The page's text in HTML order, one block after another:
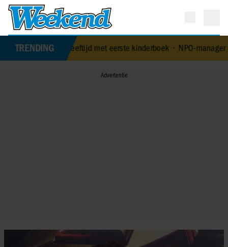
TRENDING
leeftijd met eerste kinderboek•NPO-manager Menno de